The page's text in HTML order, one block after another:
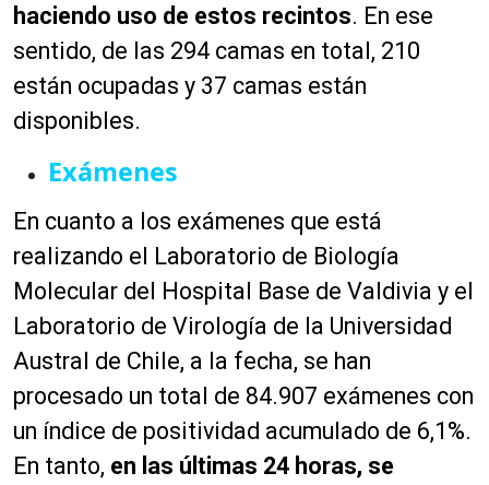
haciendo uso de estos recintos. En ese
sentido, de las 294 camas en total, 210
están ocupadas y 37 camas están
disponibles.
Exámenes
En cuanto a los exámenes que está
realizando el Laboratorio de Biología
Molecular del Hospital Base de Valdivia y el
Laboratorio de Virología de la Universidad
Austral de Chile, a la fecha, se han
procesado un total de 84.907 exámenes con
un índice de positividad acumulado de 6,1%.
En tanto, en las últimas 24 horas, se